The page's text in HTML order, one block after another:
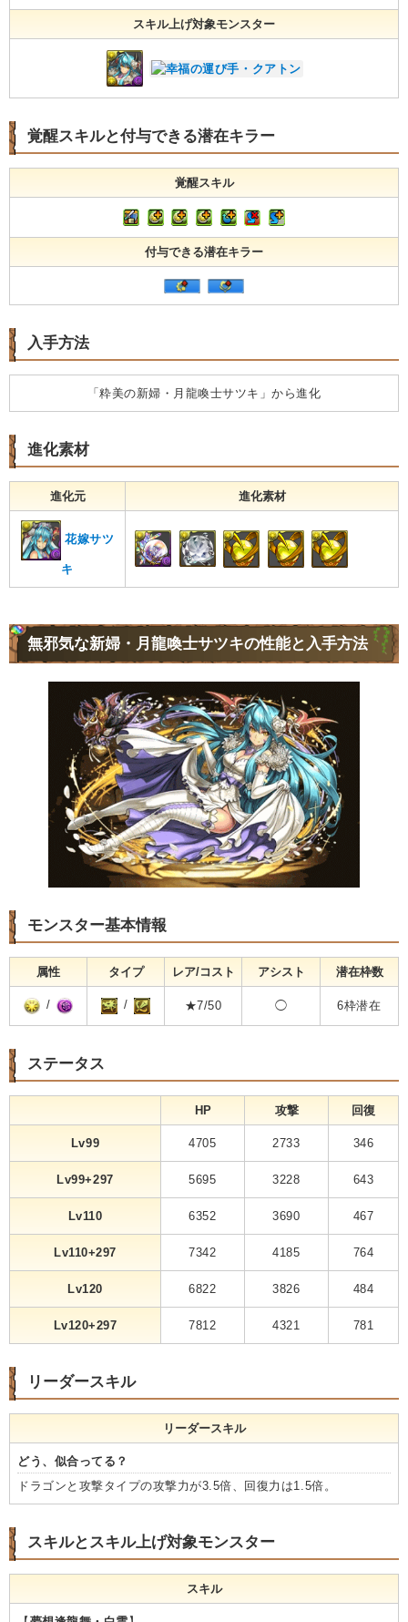
スキル上げ対象モンスター
覚醒スキルと付与できる潜在キラー
覚醒スキル
付与できる潜在キラー
入手方法
「粋美の新婦・月龍喚士サツキ」から進化
進化素材
進化元 進化素材
花嫁サツ
キ
無邪気な新婦・月龍喚士サツキの性能と入手方法
モンスター基本情報
属性 タイプ レア/コスト アシスト 潜在枠数
/ / ★7/50 ◯ 6枠潜在
ステータス
HP 攻撃 回復
Lv99 4705 2733 346
Lv99+297 5695 3228 643
Lv110 6352 3690 467
Lv110+297 7342 4185 764
Lv120 6822 3826 484
Lv120+297 7812 4321 781
リーダースキル
リーダースキル
どう、似合ってる？
ドラゴンと攻撃タイプの攻撃力が3.5倍、回復力は1.5倍。
スキルとスキル上げ対象モンスター
スキル